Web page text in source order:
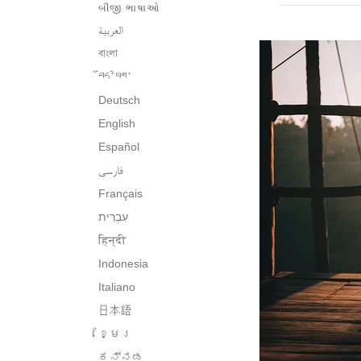
બીજી ભાષાઓ
العربية
বাংলা
བོད་ཡིག་
Deutsch
English
Español
فارسی
Français
हिन्दी
Indonesia
Italiano
日本語
ខ្មែរ
ಕನ್ನಡ